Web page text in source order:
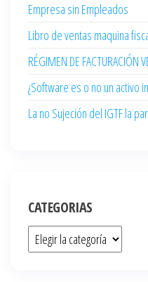
Empresa sin Empleados
Libro de ventas maquina
RÉGIMEN DE FACTURACIÓN
¿Software es o no un activo
La no Sujeción del IGTF la
CATEGORIAS